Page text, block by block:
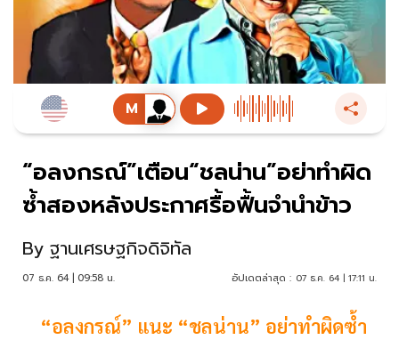
“อลงกรณ์”เตือน“ชลน่าน”อย่าทำผิด
ซ้ำสองหลังประกาศรื้อฟื้นจำนำข้าว
By ฐานเศรษฐกิจดิจิทัล
07 ธ.ค. 64 | 09:58 น. อัปเดตล่าสุด : 07 ธ.ค. 64 | 17:11 น.
“อลงกรณ์” แนะ “ชลน่าน” อย่าทำผิดซ้ำ